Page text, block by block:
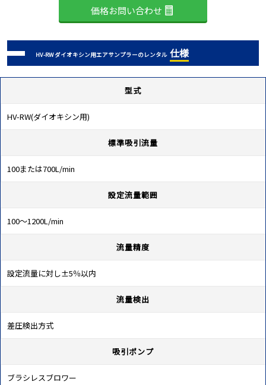
価格お問い合わせ
HV-RW ダイオキシン用エアサンプラーのレンタル 仕様
型式
HV-RW(ダイオキシン用)
標準吸引流量
100または700L/min
設定流量範囲
100～1200L/min
流量精度
設定流量に対し±5％以内
流量検出
差圧検出方式
吸引ポンプ
ブラシレスブロワー